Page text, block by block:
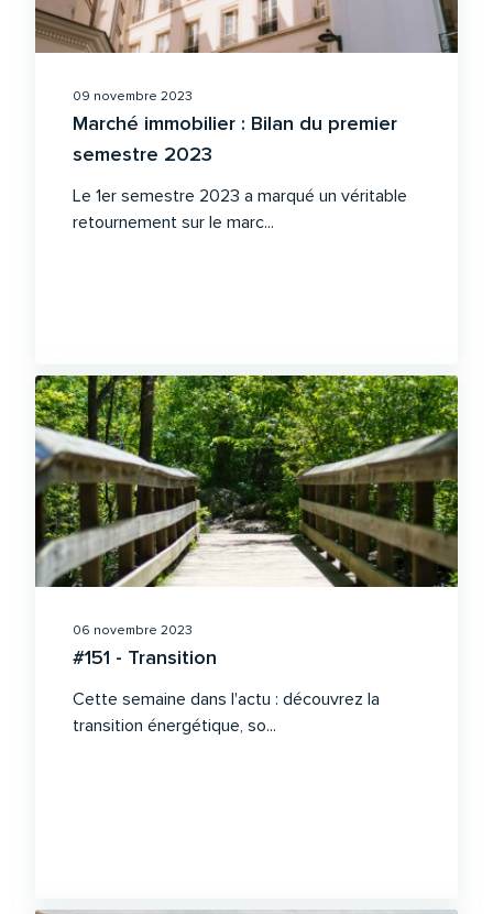
09 novembre 2023
Marché immobilier : Bilan du premier
semestre 2023
Le 1er semestre 2023 a marqué un véritable
retournement sur le marc...
06 novembre 2023
#151 - Transition
Cette semaine dans l'actu : découvrez la
transition énergétique, so...